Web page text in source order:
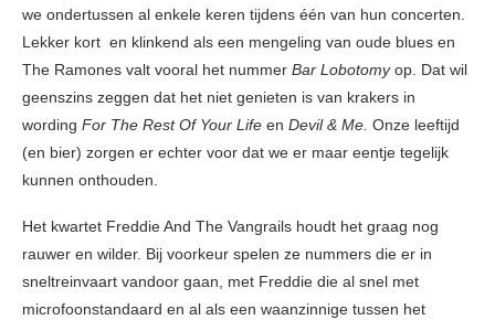
we ondertussen al enkele keren tijdens één van hun concerten.
Lekker kort en klinkend als een mengeling van oude blues en
The Ramones valt vooral het nummer Bar Lobotomyop. Dat wil
geenszins zeggen dat het niet genieten is van krakers in
wording For The Rest Of Your Life en Devil & Me. Onze leeftijd
(en bier) zorgen er echter voor dat we er maar eentje tegelijk
kunnen onthouden.
Het kwartet Freddie And The Vangrails houdt het graag nog
rauwer en wilder. Bij voorkeur spelen ze nummers die er in
sneltreinvaart vandoor gaan, met Freddie die al snel met
microfoonstandaard en al als een waanzinnige tussen het